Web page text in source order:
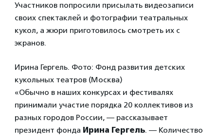
Участников попросили присылать видеозаписи
своих спектаклей и фотографии театральных
кукол, а жюри приготовилось смотреть их с
экранов.
Ирина Гергель. Фото: Фонд развития детских
кукольных театров (Москва)
«Обычно в наших конкурсах и фестивалях
принимали участие порядка 20 коллективов из
разных городов России, — рассказывает
президент фонда Ирина Гергель. — Количество